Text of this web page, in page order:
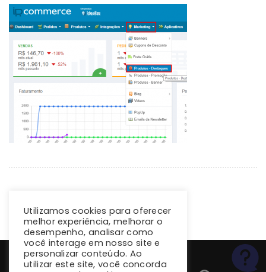
Utilizamos cookies para oferecer
melhor experiência, melhorar o
desempenho, analisar como
você interage em nosso site e
personalizar conteúdo. Ao
utilizar este site, você concorda